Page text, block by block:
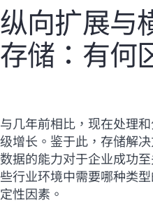
纵向扩展与
存储：有何
与几年前相比，现在处理
级增长。鉴于此，存储解
数据的能力对于企业成功
些行业环境中需要哪种类
定性因素。